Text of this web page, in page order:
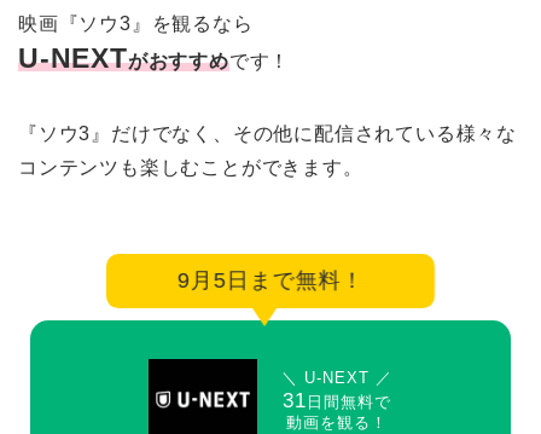
映画『ソウ3』を観るなら
U-NEXTがおすすめです！
『ソウ3』だけでなく、その他に配信されている様々な
コンテンツも楽しむことができます。
9月5日まで無料！
＼ U-NEXT ／
31 日間無料で
動画を観る！